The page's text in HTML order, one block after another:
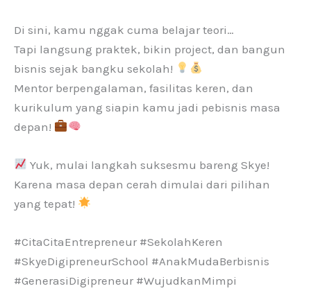
Di sini, kamu nggak cuma belajar teori…
Tapi langsung praktek, bikin project, dan bangun
bisnis sejak bangku sekolah!
Mentor berpengalaman, fasilitas keren, dan
kurikulum yang siapin kamu jadi pebisnis masa
depan!
Yuk, mulai langkah suksesmu bareng Skye!
Karena masa depan cerah dimulai dari pilihan
yang tepat!
#CitaCitaEntrepreneur #SekolahKeren
#SkyeDigipreneurSchool #AnakMudaBerbisnis
#GenerasiDigipreneur #WujudkanMimpi